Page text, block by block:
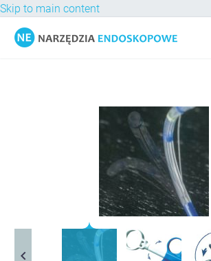
Skip to main content